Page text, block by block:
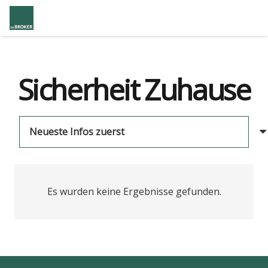
Sicherheit Zuhause
Es wurden keine Ergebnisse gefunden.